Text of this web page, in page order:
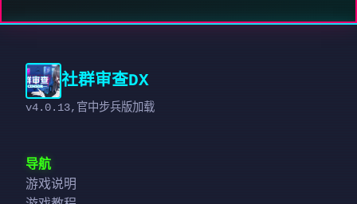
社群审查DX
v4.0.13,官中步兵版加载
导航
游戏说明